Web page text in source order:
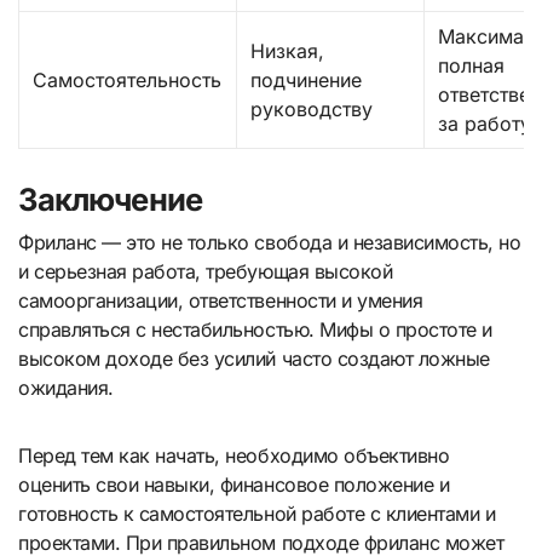
Самостоятельность
Низкая,
подчинение
руководству
полная
за работу
Заключение
Фриланс — это не только свобода и независимость, но
и серьезная работа, требующая высокой
самоорганизации, ответственности и умения
справляться с нестабильностью. Мифы о простоте и
высоком доходе без усилий часто создают ложные
ожидания.
Перед тем как начать, необходимо объективно
оценить свои навыки, финансовое положение и
готовность к самостоятельной работе с клиентами и
проектами. При правильном подходе фриланс может